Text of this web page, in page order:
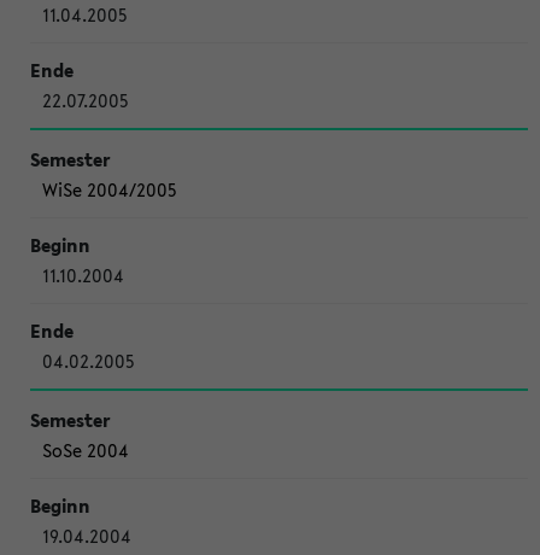
11.04.2005
22.07.2005
WiSe 2004/2005
11.10.2004
04.02.2005
SoSe 2004
19.04.2004